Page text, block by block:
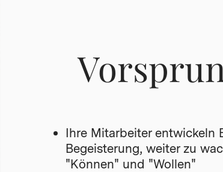
Ihre Mitarbeiter entwickeln
Begeisterung, weiter zu
"Können" und "Wollen"